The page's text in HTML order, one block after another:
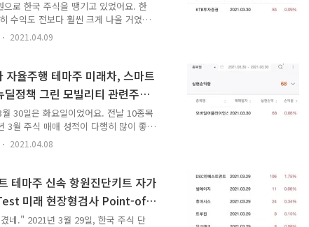
. 이러면 다음주..
30일 단타 매매 성공
로 한국 주식을 땡기고 있었어요. 한
수익도 전보다 훨씬 크게 나올 거였어
때문에 기껏해야 몇천 원 수준이에
런데 이 날은 2021년 3월 수익을 어
최소 다섯 배 되는 돈을 들고 단타 매
플라이언스 주식에서 획득한 수익은
도 68원이라니..." 매매 결과를 보고 허
했다고 해도 10만원을 68원..
2021.04.09
율주행 테마주 미래차, 스마트
정책 그린 모빌리티 관련주
30일은 화요일이었어요. 전날 10종목
3월 주식 매매 성적이 다행히 많이 좋
지 거래금액은 매수 총 1,677,250원에
원이었어요. 수수료로 61원 물었고
일이 없었어요. 주식 매매해보면 증권
기에 다 죽어나가거든요. 주식을 매매
있어요. 그런데 재미있는 점은 똑같
통..
2021.04.08
테마주 신속 항원진단키트 자가
미래 현장형검사 Point-of-
년 3월 29일 단타 매매 성공
네." 2021년 3월 29일, 한국 주식 단